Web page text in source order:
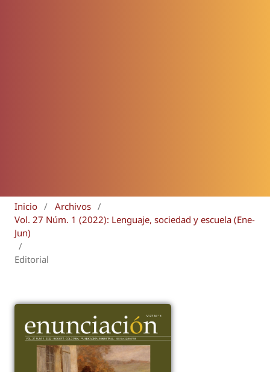
Inicio / Archivos /
Vol. 27 Núm. 1 (2022): Lenguaje, sociedad y escuela (Ene-
Jun)
/
Editorial